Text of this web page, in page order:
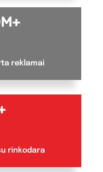
reklamai
rinkodara